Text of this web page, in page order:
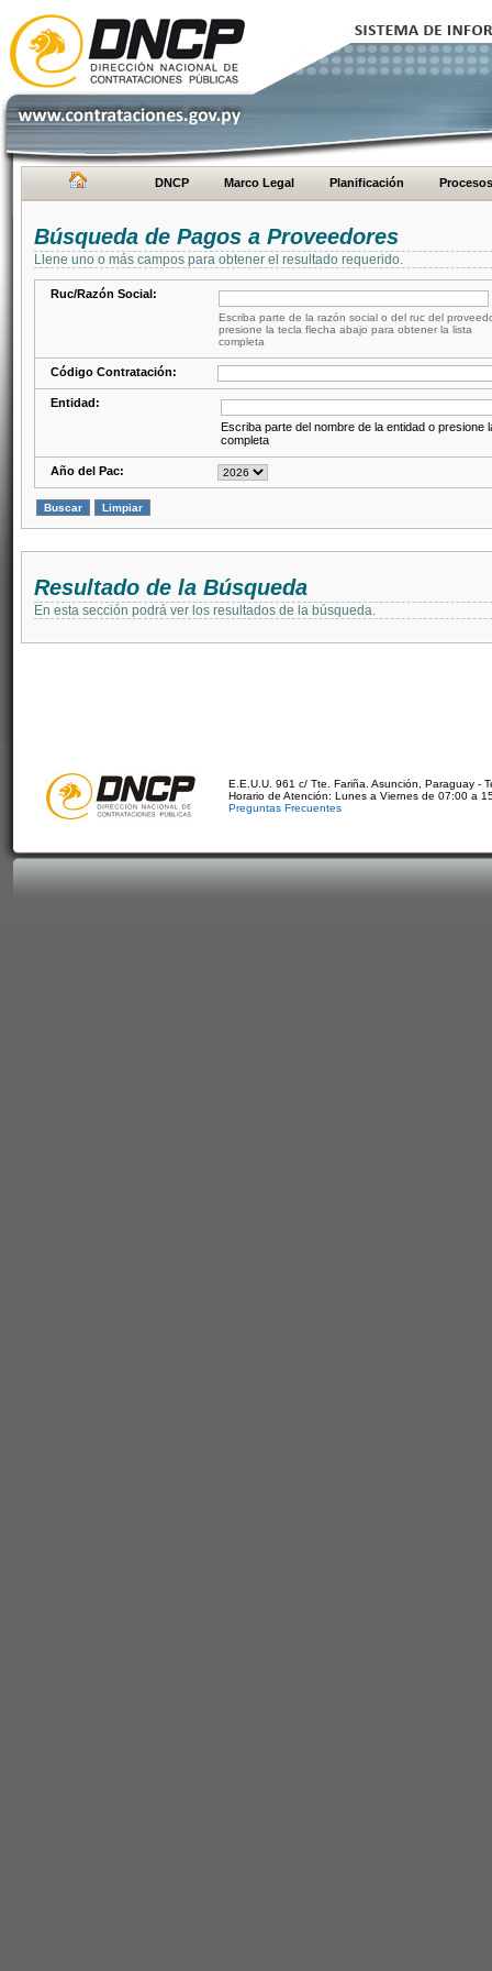
DNCP Marco Legal Planificación Procesos
Búsqueda de Pagos a Proveedores
Llene uno o más campos para obtener el resultado requerido.
Ruc/Razón Social:
Escriba parte de la razón social o del ruc del
presione la tecla flecha abajo para obtener la lista
completa
Código Contratación:
Entidad:
Escriba parte del nombre de la entidad o presione
completa
Año del Pac:
Resultado de la Búsqueda
En esta sección podrá ver los resultados de la búsqueda.
E.E.U.U. 961 c/ Tte. Fariña. Asunción, Paraguay -
Horario de Atención: Lunes a Viernes de 07:00 a
Preguntas Frecuentes